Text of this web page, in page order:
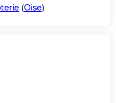
(Oise)